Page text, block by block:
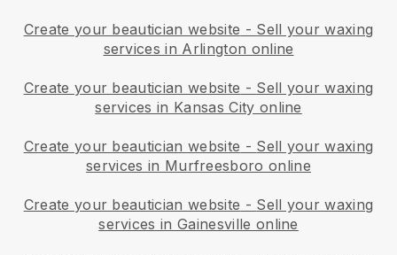
Create your beautician website - Sell your waxing
services in Arlington online
Create your beautician website - Sell your waxing
services in Kansas City online
Create your beautician website - Sell your waxing
services in Murfreesboro online
Create your beautician website - Sell your waxing
services in Gainesville online